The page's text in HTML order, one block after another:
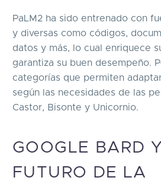
PaLM2 ha sido entrenado con
y diversas como códigos,
datos y más, lo cual enriquece
garantiza su buen desempeño.
categorías que permiten
según las necesidades de las
Castor, Bisonte y Unicornio.
GOOGLE BARD
FUTURO DE LA